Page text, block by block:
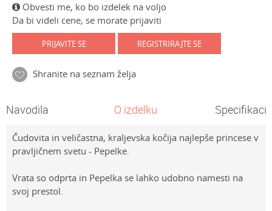
Obvesti me, ko bo izdelek na voljo
Da bi videli cene, se morate prijaviti
PRIJAVITE SE REGISTRIRAJTE SE
Shranite na seznam želja
Navodila O izdelku
Čudovita in veličastna, kraljevska kočija najlepše princese v
pravljičnem svetu - Pepelke.
Vrata so odprta in Pepelka se lahko udobno namesti na
svoj prestol.